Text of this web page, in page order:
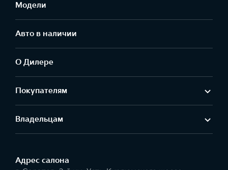
Модели
Авто в наличии
О Дилере
Покупателям
Владельцам
Адрес салонa